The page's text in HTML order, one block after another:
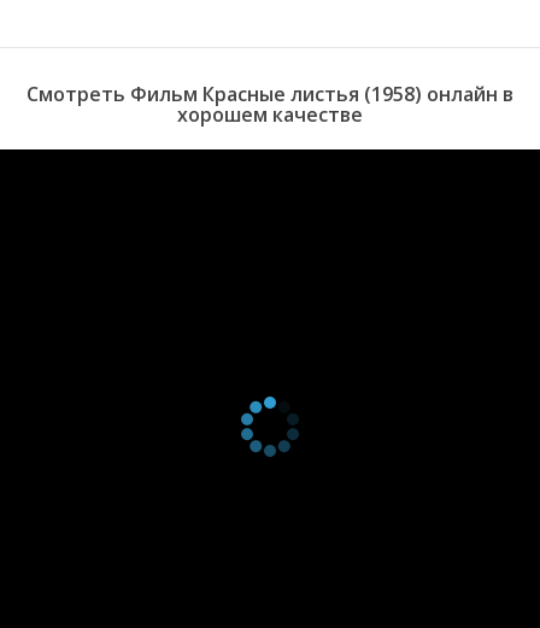
Смотреть Фильм Красные листья (1958) онлайн в
хорошем качестве